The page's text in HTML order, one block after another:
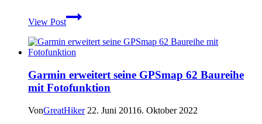
View Post
Wie
man
richtigen
Schlafsack
Garmin erweitert seine GPSmap 62 Baureihe
mit Fotofunktion
VonGreatHiker 22. Juni 20116. Oktober 2022